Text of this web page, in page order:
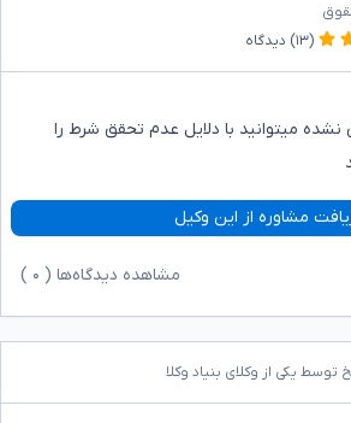
(۱۳) دیدگاه
میتوانید با دلایل عدم تحقق شرط را
مشاوره از این وکیل
مشاهده دیدگاه‌ها ( ۰
توسط یکی از وکلای بنیاد وکلا